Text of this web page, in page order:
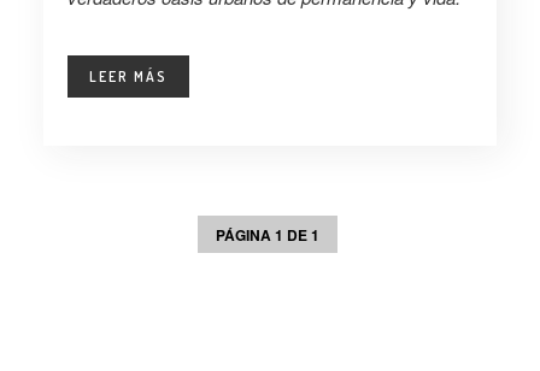
LEER MÁS
PÁGINA 1 DE 1